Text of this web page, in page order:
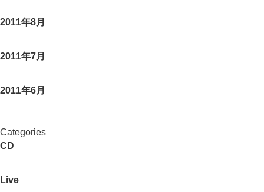
2011年8月
2011年7月
2011年6月
Categories
CD
Live